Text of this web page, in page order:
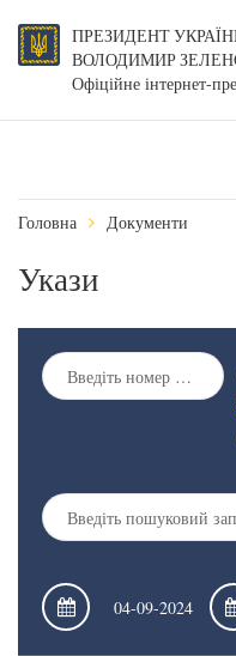
ПРЕЗИДЕНТ
ВОЛОДИМИР
Офіційне інтернет-
Головна Документи
Укази